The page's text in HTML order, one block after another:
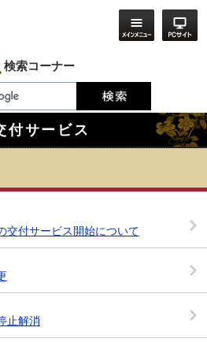
検索コーナー
付サービス
交付サービス開始について
止解消